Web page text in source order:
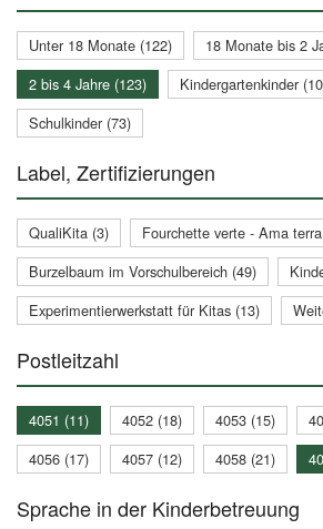
Unter 18 Monate (122)
18 Monate bis 2
2 bis 4 Jahre (123)
Kindergartenkinder
Schulkinder (73)
Label, Zertifizierungen
QualiKita (3)
Fourchette verte - Ama
Burzelbaum im Vorschulbereich (49)
Experimentierwerkstatt für Kitas (13)
Postleitzahl
4051 (11) 4052 (18) 4053 (15)
4056 (17)
4057 (12) 4058 (21)
Sprache in der Kinderbetreuung